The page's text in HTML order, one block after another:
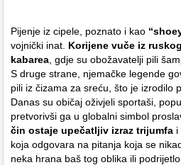
Pijenje iz cipele, poznato i kao
vojnički inat. Korijene vuče iz
kabarea , gdje su obožavatelji pili
S druge strane, njemačke legende
pili iz čizama za sreću, što je izrodilo
Danas su običaj oživjeli sportaši,
pretvorivši ga u globalni simbol
čin ostaje upečatljiv izraz trijumfa i
koja odgovara na pitanja koja se
neka hrana baš tog oblika ili